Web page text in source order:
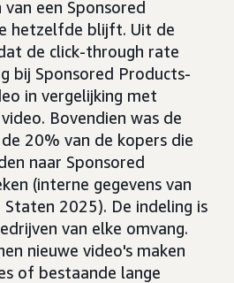
een Sponsored
hetzelfde blijft. Uit de
de click-through rate
bij Sponsored Products-
in vergelijking met
Bovendien was de
20% van de kopers die
naar Sponsored
(interne gegevens van
Staten 2025). De indeling is
van elke omvang.
nieuwe video's maken
of bestaande lange